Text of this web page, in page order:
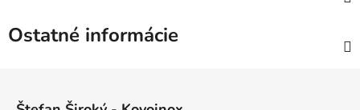
Ostatné informácie